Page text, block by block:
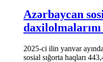
Azərbaycan
2025-ci ilin yanvar
sosial sığorta haqları